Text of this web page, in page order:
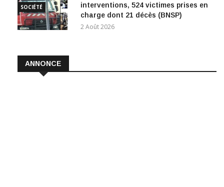
SOCIÉTÉ
interventions, 524 victimes prises en
charge dont 21 décès (BNSP)
2 Août 2026
ANNONCE